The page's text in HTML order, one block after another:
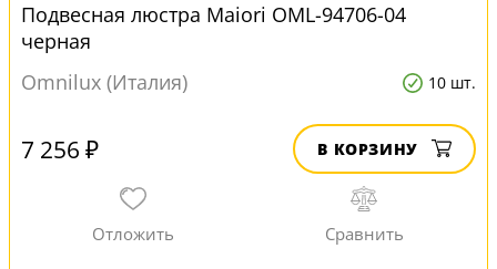
Подвесная люстра Maiori OML-94706-04
черная
Omnilux (Италия)
10 шт.
7 256 ₽ В КОРЗИНУ